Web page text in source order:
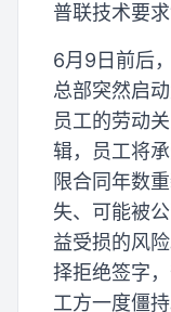
普联技术要
6月9日前后
总部突然启
员工的劳动
辑，员工将
限合同年数
失、可能被
益受损的风
择拒绝签字
工方一度僵